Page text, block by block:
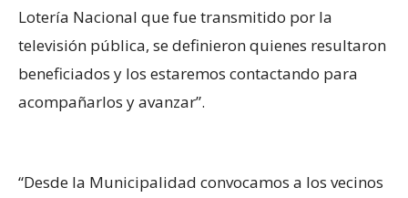
Lotería Nacional que fue transmitido por la
televisión pública, se definieron quienes resultaron
beneficiados y los estaremos contactando para
acompañarlos y avanzar”.
“Desde la Municipalidad convocamos a los vecinos